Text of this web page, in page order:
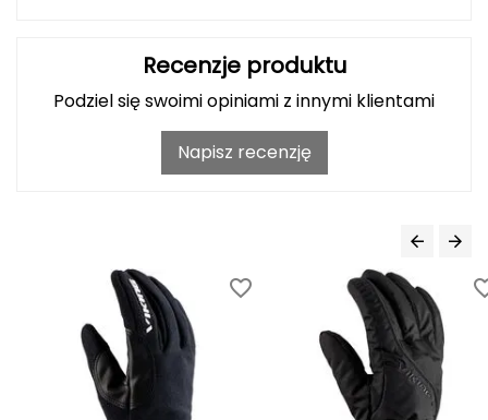
Recenzje produktu
Podziel się swoimi opiniami z innymi klientami
Napisz recenzję